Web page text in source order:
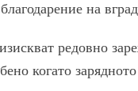
на
редовно
когато